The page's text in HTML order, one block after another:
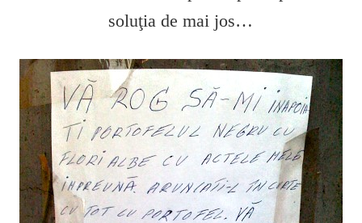
soluţia de mai jos…